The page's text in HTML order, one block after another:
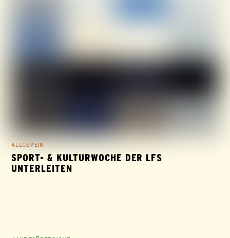
ALLGEMEIN
SPORT- & KULTURWOCHE DER LFS
UNTERLEITEN